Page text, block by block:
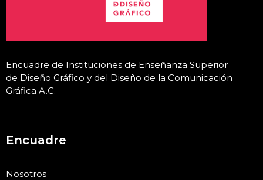
Encuadre de Instituciones de Enseñanza Superior
de Diseño Gráfico y del Diseño de la Comunicación
Gráfica A.C.
Encuadre
Nosotros